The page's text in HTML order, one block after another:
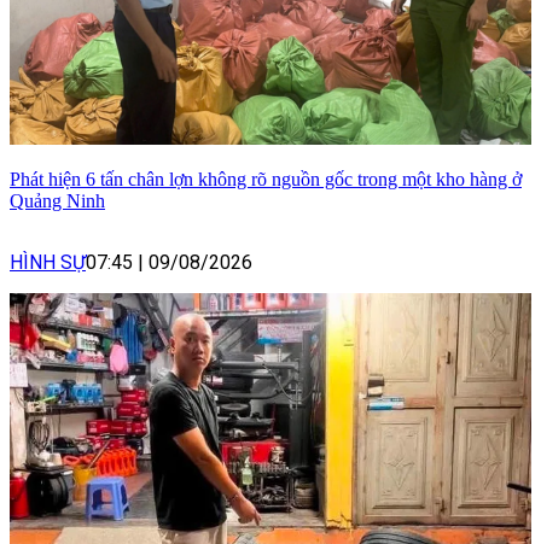
Phát hiện 6 tấn chân lợn không rõ nguồn gốc trong một kho hàng ở
Quảng Ninh
HÌNH SỰ07:45 09/08/2026